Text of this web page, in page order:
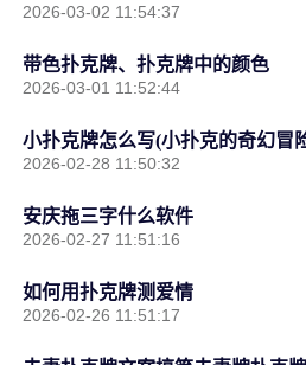
2026-03-02 11:54:37
带色扑克牌、扑克牌中的颜色
2026-03-01 11:52:44
小扑克牌怎么写(小扑克的奇幻冒
2026-02-28 11:50:32
安庆拖三字什么软件
2026-02-27 11:51:16
如何用扑克牌测爱情
2026-02-26 11:51:17